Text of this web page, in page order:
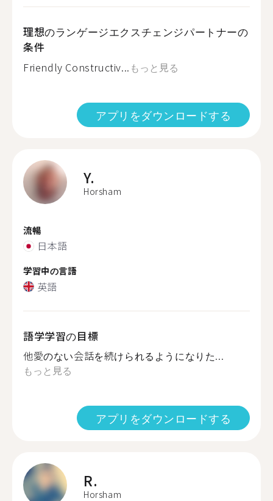
理想のランゲージエクスチェンジパートナーの
条件
Friendly Constructiv... もっと見る
アプリをダウンロードする
Y.
Horsham
流暢
日本語
学習中の言語
英語
語学学習の目標
他愛のない会話を続けられるようになりた...
もっと見る
アプリをダウンロードする
R.
Horsham